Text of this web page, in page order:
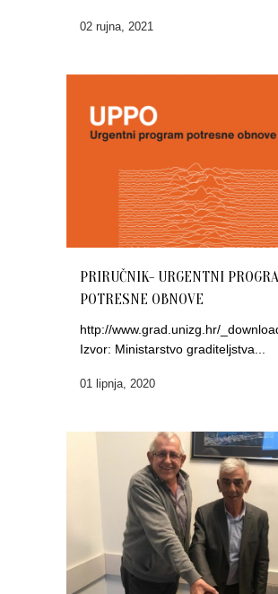
02 rujna, 2021
PRIRUČNIK- URGENTNI
POTRESNE OBNOVE
http://www.grad.unizg.hr/
Izvor: Ministarstvo graditeljstva...
01 lipnja, 2020